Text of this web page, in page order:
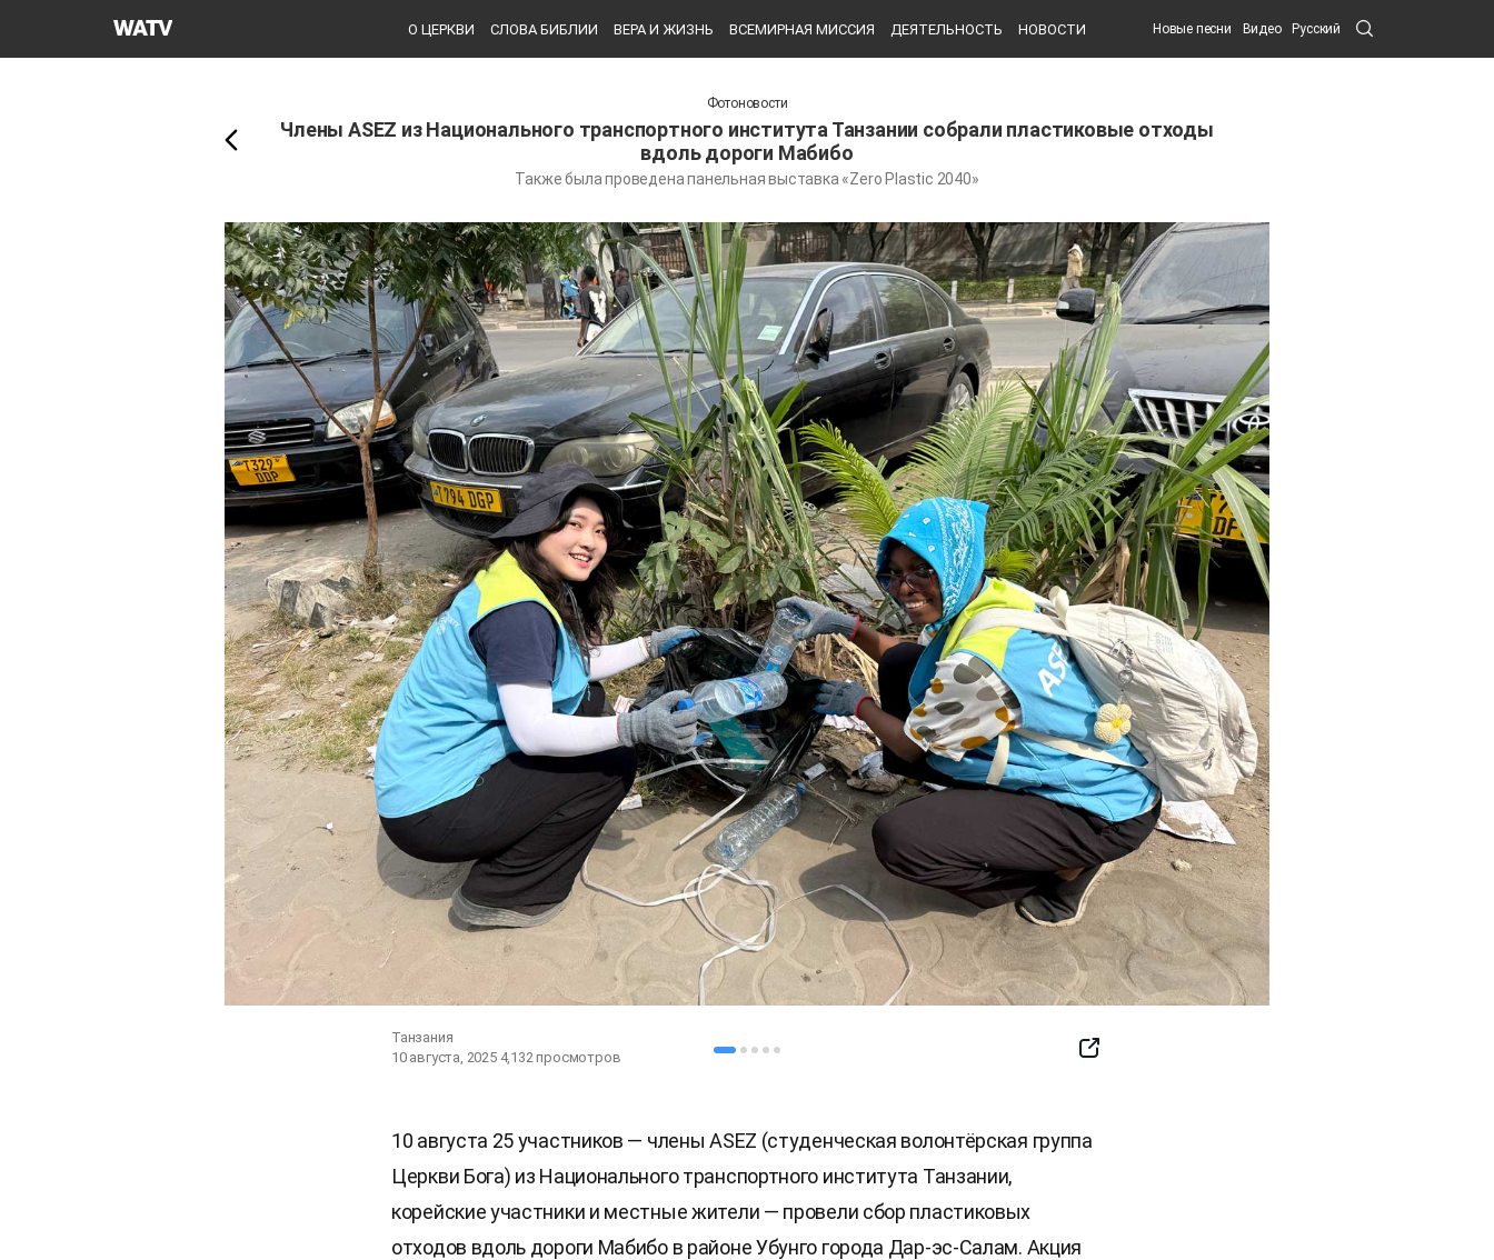
Церковь
Миссии
О ЦЕРКВИ СЛОВА БИБЛИИ ВЕРА И ЖИЗНЬ ВСЕМИРНАЯ МИССИЯ ДЕЯТЕЛЬНОСТЬ НОВОСТИ Новые песни Видео Русский Search
Submit
Фотоновости
Члены ASEZ из Национального транспортного института Танзании собрали пластиковые отходы
вдоль дороги Мабибо
Также была проведена панельная выставка «Zero Plastic 2040»
Танзания
10 августа, 2025 4,132просмотров
SNS
10 августа 25 участников — члены ASEZ (студенческая волонтёрская группа
Церкви Бога) из Национального транспортного института Танзании,
корейские участники и местные жители — провели сбор пластиковых
отходов вдоль дороги Мабибо в районе Убунго города Дар-эс-Салам. Акция